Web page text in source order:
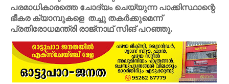
പരമാധികാരത്തെ ചോദ്യം ചെയ്യുന്ന പാക്കിസ്ഥാന്റെ
ഭീകര ക്യാമ്പുകളെ തച്ചു തകർക്കുമെന്ന്
പ്രതിരോധമന്ത്രി രാജ്നാഥ് സിങ് പറഞ്ഞു.